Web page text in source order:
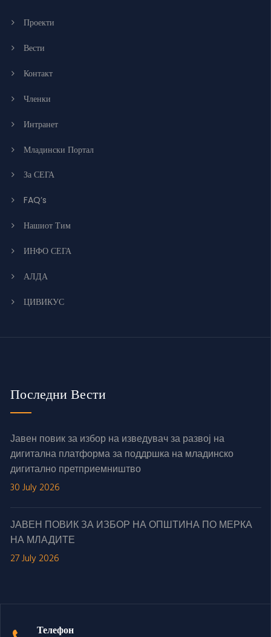
Проекти
Вести
Контакт
Членки
Интранет
Младински Портал
За СЕГА
FAQ’s
Нашиот Тим
ИНФО СЕГА
АЛДА
ЦИВИКУС
Последни Вести
Јавен повик за избор на изведувач за развој на
дигитална платформа за поддршка на младинско
дигитално претприемништво
30 July 2026
ЈАВЕН ПОВИК ЗА ИЗБОР НА ОПШТИНА ПО МЕРКА
НА МЛАДИТЕ
27 July 2026
Телефон